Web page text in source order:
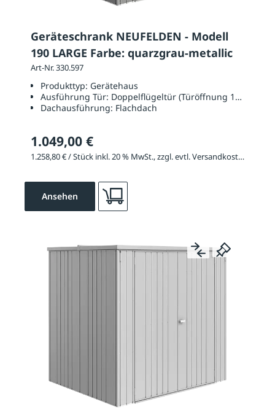
Geräteschrank NEUFELDEN - Modell
190 LARGE Farbe: quarzgrau-metallic
Art-Nr. 330.597
Produkttyp: Gerätehaus
Ausführung Tür: Doppelflügeltür (Türöffnung 1350 x
Dachausführung: Flachdach
1.049,00 €
1.258,80 € / Stück inkl. 20 % MwSt., zzgl. evtl. Versandkosten
Ansehen